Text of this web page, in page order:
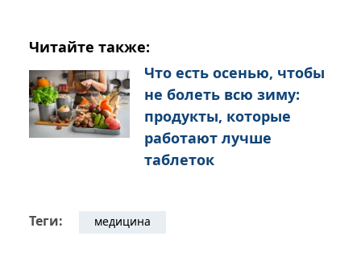
Читайте также:
Что есть осенью, чтобы
не болеть всю зиму:
продукты, которые
работают лучше
таблеток
Теги: медицина